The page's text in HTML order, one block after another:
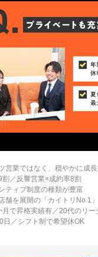
営業ではなく、穏やかに成
／反響営業×成約率8割
ティブ制度の種類が豊富
舗を展開の「カイトリNo.1」
で昇格実績有／20代のリー
／シフト制で希望休OK